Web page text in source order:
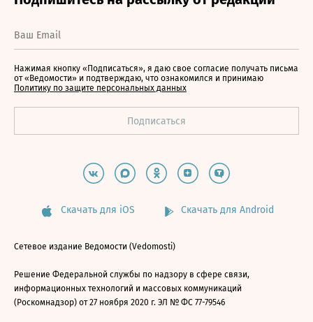
Нажимая кнопку «Подписаться», я даю свое согласие получать письма
от «Ведомости» и подтверждаю, что ознакомился и принимаю
Политику по защите персональных данных
Скачать для iOS Скачать для Android
Сетевое издание Ведомости (Vedomosti)
Решение Федеральной службы по надзору в сфере связи,
информационных технологий и массовых коммуникаций
(Роскомнадзор) от 27 ноября 2020 г. ЭЛ № ФС 77-79546